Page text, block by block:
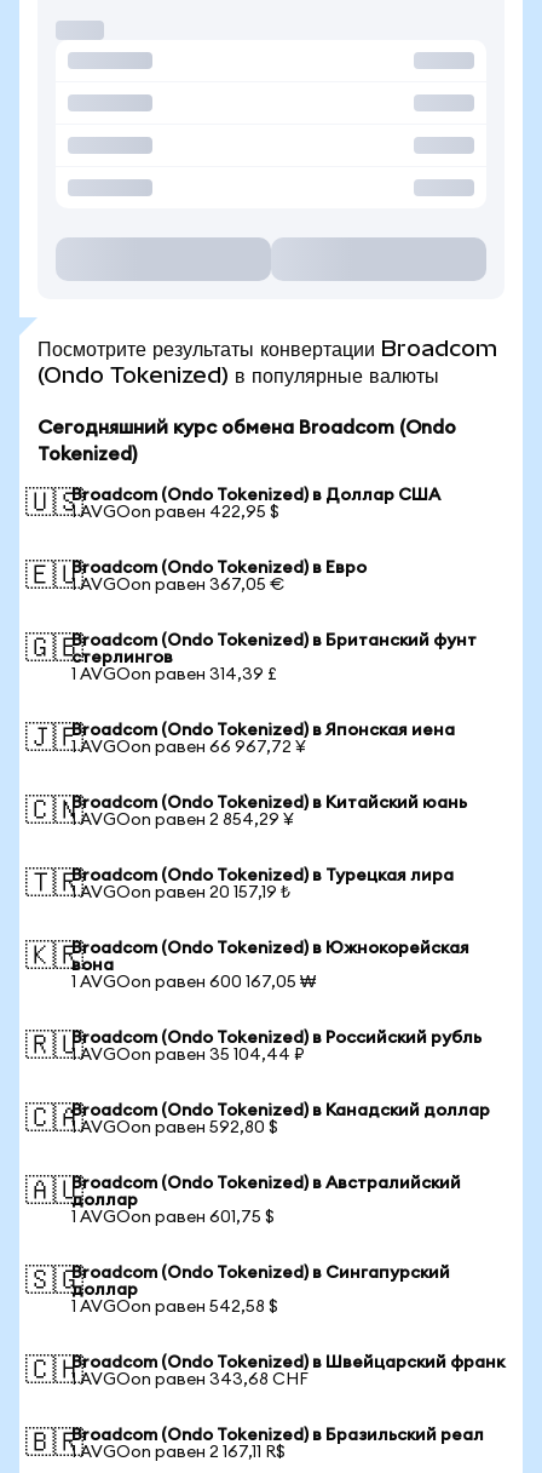
Посмотрите результаты конвертации Broadcom
(Ondo Tokenized) в популярные валюты
Сегодняшний курс обмена Broadcom (Ondo
Tokenized)
🇺🇸Broadcom (Ondo Tokenized) в Доллар США
1 AVGOon равен 422,95 $
🇪🇺Broadcom (Ondo Tokenized) в Евро
1 AVGOon равен 367,05 €
🇬🇧Broadcom (Ondo Tokenized) в Британский фунт
стерлингов
1 AVGOon равен 314,39 £
🇯🇵Broadcom (Ondo Tokenized) в Японская иена
1 AVGOon равен 66 967,72 ¥
🇨🇳Broadcom (Ondo Tokenized) в Китайский юань
1 AVGOon равен 2 854,29 ¥
🇹🇷Broadcom (Ondo Tokenized) в Турецкая лира
1 AVGOon равен 20 157,19 ₺
🇰🇷Broadcom (Ondo Tokenized) в Южнокорейская
вона
1 AVGOon равен 600 167,05 ₩
🇷🇺Broadcom (Ondo Tokenized) в Российский рубль
1 AVGOon равен 35 104,44 ₽
🇨🇦Broadcom (Ondo Tokenized) в Канадский доллар
1 AVGOon равен 592,80 $
🇦🇺Broadcom (Ondo Tokenized) в Австралийский
доллар
1 AVGOon равен 601,75 $
🇸🇬Broadcom (Ondo Tokenized) в Сингапурский
доллар
1 AVGOon равен 542,58 $
🇨🇭Broadcom (Ondo Tokenized) в Швейцарский франк
1 AVGOon равен 343,68 CHF
🇧🇷Broadcom (Ondo Tokenized) в Бразильский реал
1 AVGOon равен 2 167,11 R$